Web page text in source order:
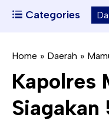
Categories
Home » Daerah »
Kapolres
Siagakan